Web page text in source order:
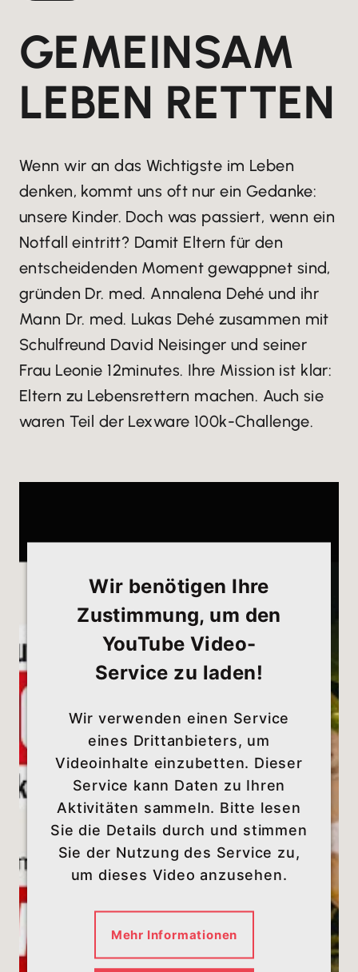
GEMEINSAM
LEBEN RETTEN
Wenn wir an das Wichtigste im Leben
denken, kommt uns oft nur ein Gedanke:
unsere Kinder. Doch was passiert, wenn ein
Notfall eintritt? Damit Eltern für den
entscheidenden Moment gewappnet sind,
gründen Dr. med. Annalena Dehé und ihr
Mann Dr. med. Lukas Dehé zusammen mit
Schulfreund David Neisinger und seiner
Frau Leonie 12minutes. Ihre Mission ist klar:
Eltern zu Lebensrettern machen. Auch sie
waren Teil der Lexware 100k-Challenge.
Wir benötigen Ihre
Zustimmung, um den
YouTube Video-
Service zu laden!
Wir verwenden einen Service
eines Drittanbieters, um
Videoinhalte einzubetten. Dieser
Service kann Daten zu Ihren
Aktivitäten sammeln. Bitte lesen
Sie die Details durch und stimmen
Sie der Nutzung des Service zu,
um dieses Video anzusehen.
Mehr Informationen